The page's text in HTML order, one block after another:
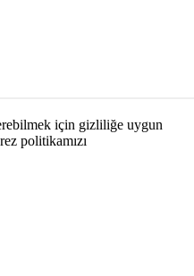
için gizliliğe uygun
politikamızı